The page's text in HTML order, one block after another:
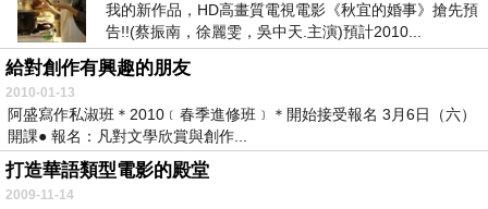
我的新作品，HD高畫質電視電影《秋宜的婚事》搶先預
告!!(蔡振南，徐麗雯，吳中天.主演)預計2010...
給對創作有興趣的朋友
2010-01-13
阿盛寫作私淑班＊2010﹝春季進修班﹞＊開始接受報名 3月6日（六）
開課● 報名：凡對文學欣賞與創作...
打造華語類型電影的殿堂
2009-11-14